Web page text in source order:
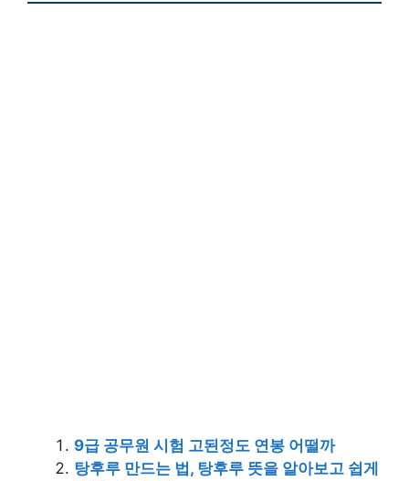
9급 공무원 시험 고된정도 연봉 어떨까
탕후루 만드는 법, 탕후루 뜻을 알아보고 쉽게